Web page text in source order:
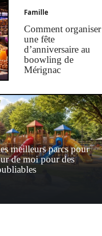
Famille
Comment organiser
une fête
d’anniversaire au
boowling de
Mérignac
meilleurs parcs pour
de moi pour des